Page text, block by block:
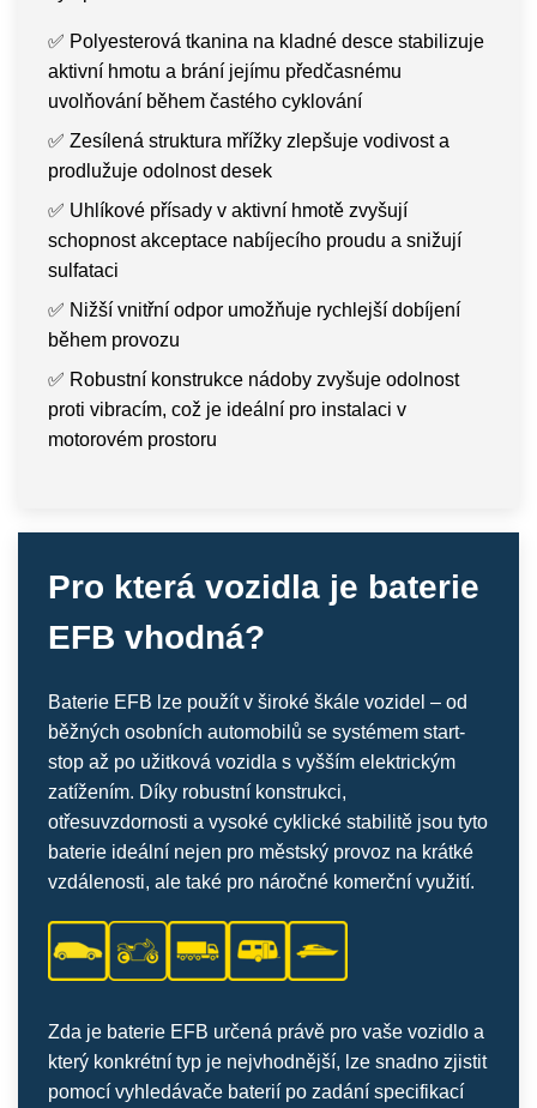
✅ Polyesterová tkanina na kladné desce stabilizuje
aktivní hmotu a brání jejímu předčasnému
uvolňování během častého cyklování
✅ Zesílená struktura mřížky zlepšuje vodivost a
prodlužuje odolnost desek
✅ Uhlíkové přísady v aktivní hmotě zvyšují
schopnost akceptace nabíjecího proudu a snižují
sulfataci
✅ Nižší vnitřní odpor umožňuje rychlejší dobíjení
během provozu
✅ Robustní konstrukce nádoby zvyšuje odolnost
proti vibracím, což je ideální pro instalaci v
motorovém prostoru
Pro která vozidla je baterie
EFB vhodná?
Baterie EFB lze použít v široké škále vozidel – od
běžných osobních automobilů se systémem start-
stop až po užitková vozidla s vyšším elektrickým
zatížením. Díky robustní konstrukci,
otřesuvzdornosti a vysoké cyklické stabilitě jsou tyto
baterie ideální nejen pro městský provoz na krátké
vzdálenosti, ale také pro náročné komerční využití.
Zda je baterie EFB určená právě pro vaše vozidlo a
který konkrétní typ je nejvhodnější, lze snadno zjistit
pomocí vyhledávače baterií po zadání specifikací